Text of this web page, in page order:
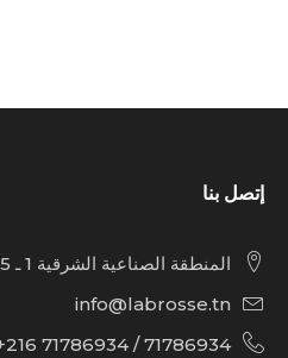
إتصل بنا
المنطقة الصناعية الشرقية 1 ـ 2035 تونس ـ تونس
info@labrosse.tn
71786934 / 71786934 216+